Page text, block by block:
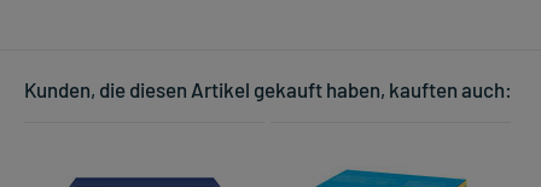
Kunden, die diesen Artikel gekauft haben, kauften auch: